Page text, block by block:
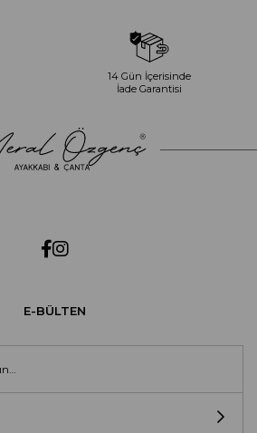
14 Gün İçerisinde
İade Garantisi
E-BÜLTEN